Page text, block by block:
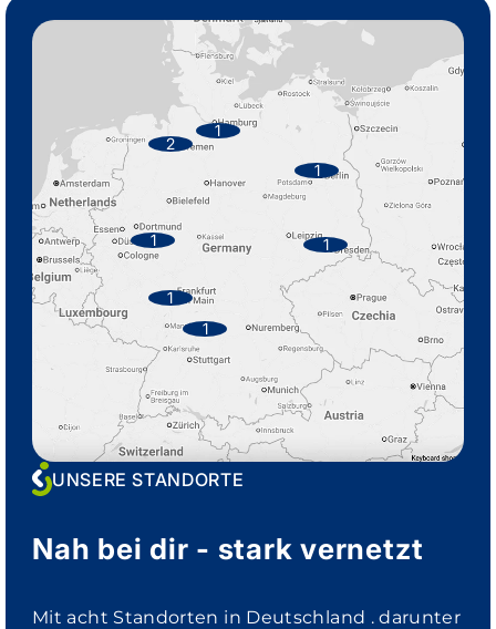
1
1
1
1
1
2
1
UNSERE STANDORTE
Nah bei dir - stark vernetzt
Mit acht Standorten in Deutschland . darunter